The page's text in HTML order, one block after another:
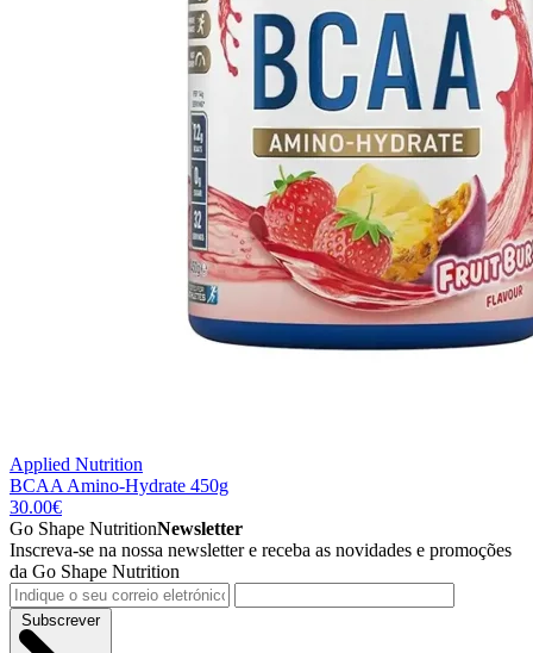
Applied Nutrition
BCAA Amino-Hydrate 450g
30.00€
Go Shape NutritionNewsletter
Inscreva-se na nossa newsletter e receba as novidades e promoções
da Go Shape Nutrition
Subscrever